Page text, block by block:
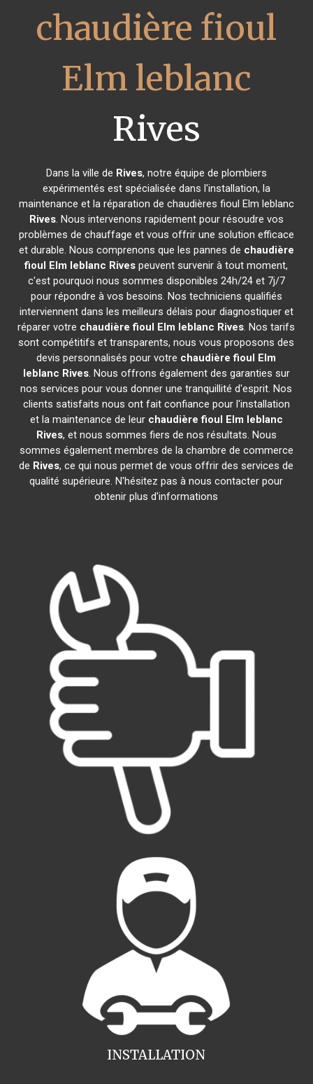
chaudière fioul
Elm leblanc
Rives
Dans la ville de Rives, notre équipe de plombiers
expérimentés est spécialisée dans l'installation, la
maintenance et la réparation de chaudières fioul Elm leblanc
Rives. Nous intervenons rapidement pour résoudre vos
problèmes de chauffage et vous offrir une solution efficace
et durable. Nous comprenons que les pannes de chaudière
fioul Elm leblanc Rives peuvent survenir à tout moment,
c'est pourquoi nous sommes disponibles 24h/24 et 7j/7
pour répondre à vos besoins. Nos techniciens qualifiés
interviennent dans les meilleurs délais pour diagnostiquer et
réparer votre chaudière fioul Elm leblanc Rives. Nos tarifs
sont compétitifs et transparents, nous vous proposons des
devis personnalisés pour votre chaudière fioul Elm
leblanc Rives. Nous offrons également des garanties sur
nos services pour vous donner une tranquillité d'esprit. Nos
clients satisfaits nous ont fait confiance pour l'installation
et la maintenance de leur chaudière fioul Elm leblanc
Rives, et nous sommes fiers de nos résultats. Nous
sommes également membres de la chambre de commerce
de Rives, ce qui nous permet de vous offrir des services de
qualité supérieure. N'hésitez pas à nous contacter pour
obtenir plus d'informations
INSTALLATION